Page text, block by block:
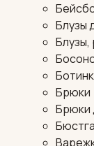
Блузы
Блузы,
Брюки
Брюки